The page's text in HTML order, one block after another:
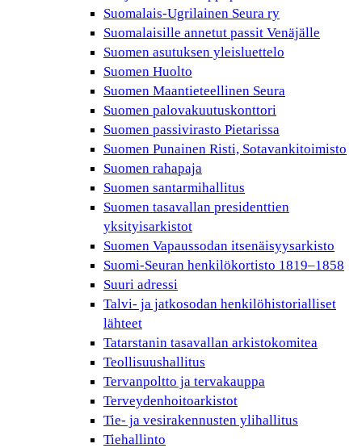
Suomalais-Ugrilainen Seura ry
Suomalaisille annetut passit Venäjälle
Suomen asutuksen yleisluettelo
Suomen Huolto
Suomen Maantieteellinen Seura
Suomen palovakuutuskonttori
Suomen passivirasto Pietarissa
Suomen Punainen Risti, Sotavankitoimisto
Suomen rahapaja
Suomen santarmihallitus
Suomen tasavallan presidenttien
yksityisarkistot
Suomen Vapaussodan itsenäisyysarkisto
Suomi-Seuran henkilökortisto 1819–1858
Suuri adressi
Talvi- ja jatkosodan henkilöhistorialliset
lähteet
Tatarstanin tasavallan arkistokomitea
Teollisuushallitus
Tervanpoltto ja tervakauppa
Terveydenhoitoarkistot
Tie- ja vesirakennusten ylihallitus
Tiehallinto